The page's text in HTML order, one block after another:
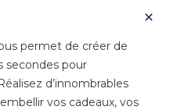
permet de créer de
secondes pour
d’innombrables
vos cadeaux, vos